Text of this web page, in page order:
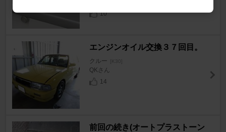
10
エンジンオイル交換３７回目。
クルー [K30]
QKさん
14
前回の続き(オートプラストーン